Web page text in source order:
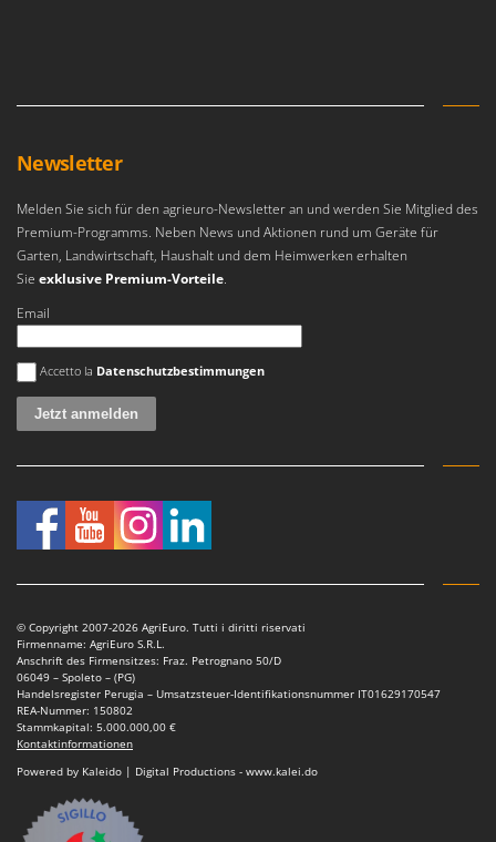
Newsletter
Melden Sie sich für den agrieuro-Newsletter an und werden Sie Mitglied des
Premium-Programms. Neben News und Aktionen rund um Geräte für
Garten, Landwirtschaft, Haushalt und dem Heimwerken erhalten
Sie exklusive Premium-Vorteile.
Email
Es ist ein Fehler aufgetreten
Accetto la Datenschutzbestimmungen
© Copyright 2007-2026 AgriEuro. Tutti i diritti riservati
Firmenname: AgriEuro S.R.L.
Anschrift des Firmensitzes: Fraz. Petrognano 50/D
06049 – Spoleto – (PG)
Handelsregister Perugia – Umsatzsteuer-Identifikationsnummer IT01629170547
REA-Nummer: 150802
Stammkapital: 5.000.000,00 €
Kontaktinformationen
Powered by Kaleido | Digital Productions - www.kalei.do